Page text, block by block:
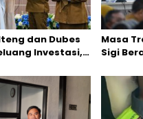
dan Dubes
Investasi,
Masa
Sigi